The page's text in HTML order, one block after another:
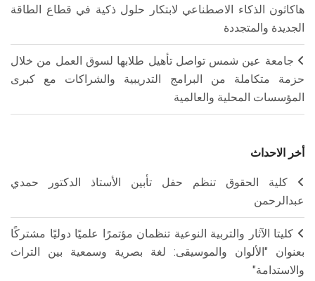
هاكاثون الذكاء الاصطناعي لابتكار حلول ذكية في قطاع الطاقة
الجديدة والمتجددة
جامعة عين شمس تواصل تأهيل طلابها لسوق العمل من خلال
حزمة متكاملة من البرامج التدريبية والشراكات مع كبرى
المؤسسات المحلية والعالمية
أخر الاحداث
كلية الحقوق تنظم حفل تأبين الأستاذ الدكتور حمدي
عبدالرحمن
كليتا الآثار والتربية النوعية تنظمان مؤتمرًا علميًا دوليًا مشتركًا
بعنوان "الألوان والموسيقى: لغة بصرية وسمعية بين التراث
والاستدامة"